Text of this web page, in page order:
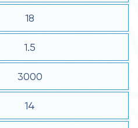
18
1.5
3000
14